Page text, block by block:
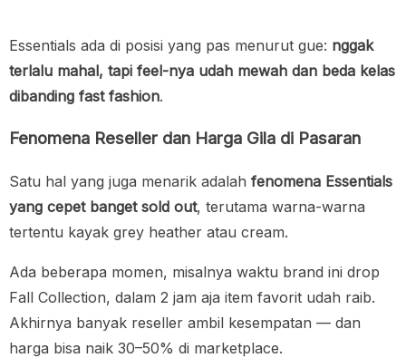
Essentials ada di posisi yang pas menurut gue: nggak
terlalu mahal, tapi feel-nya udah mewah dan beda kelas
dibanding fast fashion.
Fenomena Reseller dan Harga Gila di Pasaran
Satu hal yang juga menarik adalah fenomena Essentials
yang cepet banget sold out, terutama warna-warna
tertentu kayak grey heather atau cream.
Ada beberapa momen, misalnya waktu brand ini drop
Fall Collection, dalam 2 jam aja item favorit udah raib.
Akhirnya banyak reseller ambil kesempatan — dan
harga bisa naik 30–50% di marketplace.